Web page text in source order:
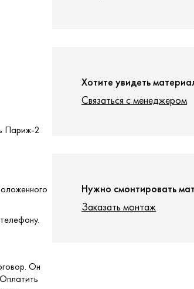
Париж-2
Он
Хотите увидеть
Связаться с менеджером
Нужно смонтировать
Заказать монтаж